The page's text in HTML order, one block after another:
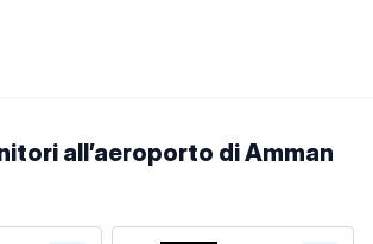
all’aeroporto di Amman